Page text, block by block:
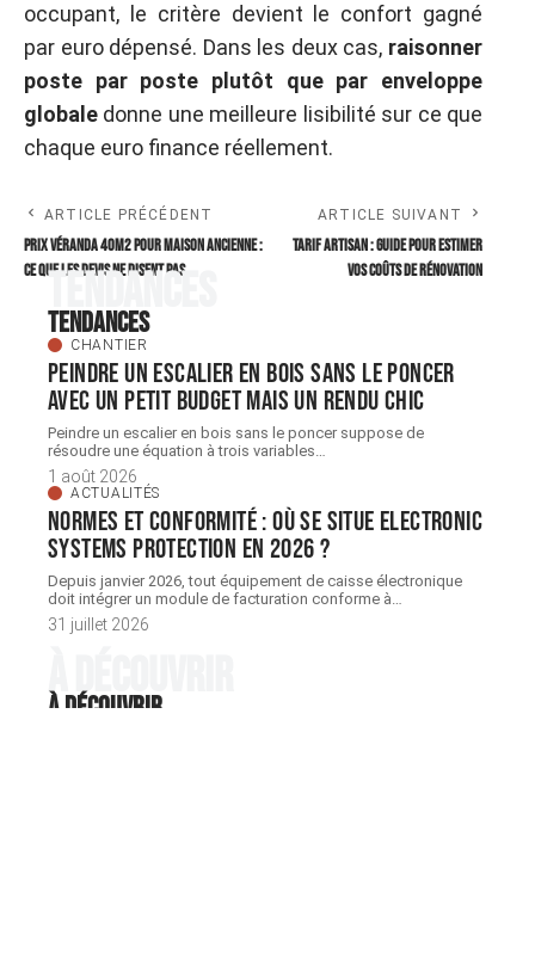
occupant, le critère devient le confort gagné
par euro dépensé. Dans les deux cas, raisonner
poste par poste plutôt que par enveloppe
globale donne une meilleure lisibilité sur ce que
chaque euro finance réellement.
ARTICLE PRÉCÉDENT
Prix véranda 40m2 pour maison ancienne :
ce que les devis ne disent pas
ARTICLE SUIVANT
Tarif artisan : guide pour estimer
vos coûts de rénovation
Tendances
Tendances
CHANTIER
Peindre un escalier en bois sans le poncer
avec un petit budget mais un rendu chic
Peindre un escalier en bois sans le poncer suppose de
résoudre une équation à trois variables…
1 août 2026
ACTUALITÉS
Normes et conformité : où se situe Electronic
Systems Protection en 2026 ?
Depuis janvier 2026, tout équipement de caisse électronique
doit intégrer un module de facturation conforme à…
31 juillet 2026
À découvrir
À découvrir